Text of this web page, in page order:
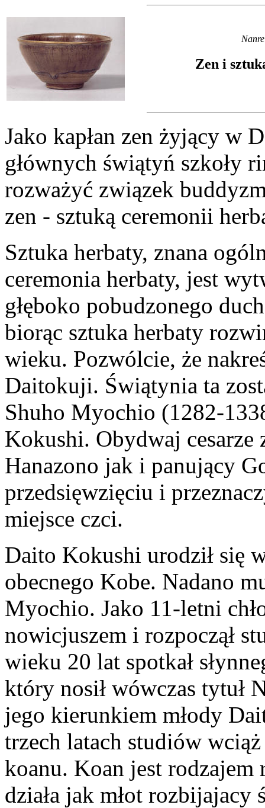
Zen i
Jako kapłan zen żyjący w
głównych świątyń szkoły
rozważyć związek
zen - sztuką ceremonii
Sztuka herbaty, znana
ceremonia herbaty, jest
głęboko pobudzonego
biorąc sztuka herbaty
wieku. Pozwólcie, że
Daitokuji. Świątynia ta
Shuho Myochio (1282-
Kokushi. Obydwaj cesarze
Hanazono jak i panujący
przedsięwzięciu i
miejsce czci.
Daito Kokushi urodził się
obecnego Kobe. Nadano
Myochio. Jako 11-letni
nowicjuszem i rozpoczął
wieku 20 lat spotkał
który nosił wówczas tytuł
jego kierunkiem młody
trzech latach studiów
koanu. Koan jest
działa jak młot rozbijajacy